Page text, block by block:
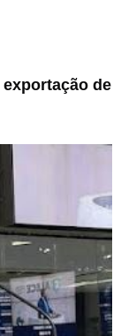
exportação de